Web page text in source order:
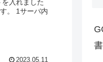
入れました
。 1サーバ内
2023.05.11